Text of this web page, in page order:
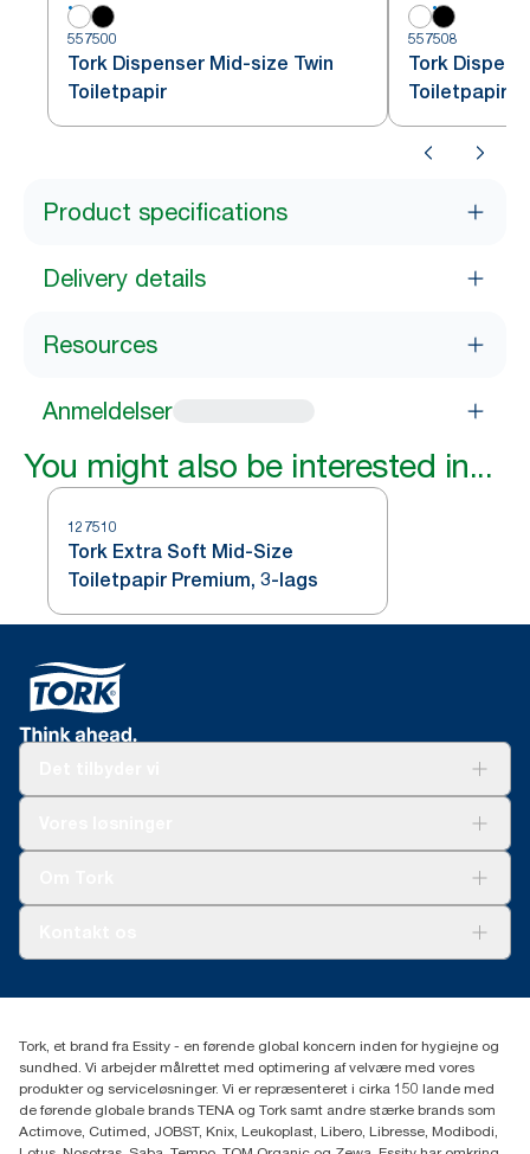
557500
Tork Dispenser Mid-size Twin
Toiletpapir
557508
Tork
Toiletpapir
Product specifications
Delivery details
Resources
Anmeldelser
You might also be interested in...
127510
Tork Extra Soft Mid-Size
Toiletpapir Premium, 3-lags
Smiley-rapport
(+45) 48 16 82 44
Professional Hygiene
Gydevang 33
DK-3450 Allerød
Tork, et brand fra Essity - en førende global koncern inden for hygiejne og
sundhed. Vi arbejder målrettet med optimering af velvære med vores
produkter og serviceløsninger. Vi er repræsenteret i cirka 150 lande med
de førende globale brands TENA og Tork samt andre stærke brands som
Actimove, Cutimed, JOBST, Knix, Leukoplast, Libero, Libresse, Modibodi,